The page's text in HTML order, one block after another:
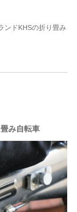
ンドKHSの折り畳み
み自転車